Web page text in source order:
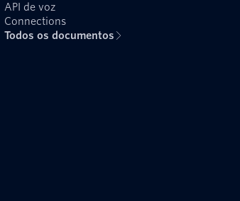
API de voz
Connections
Todos os documentos